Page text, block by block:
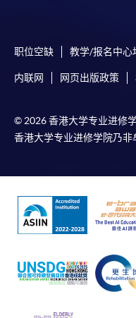
本；及
(丙) 物业管理业
或通过「过往资
业管理业相关的
(丁) 物业管理业
付款方法
(WeChat Pay) 或支
申请人可亲临学院任
职位空缺 教学/报名中心
内联网 网页出版政策
© 2026 香港大学专业进修
香港大学专业进修学院乃非